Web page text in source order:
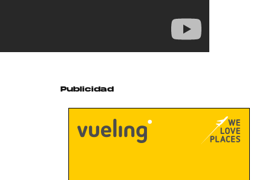
Publicidad